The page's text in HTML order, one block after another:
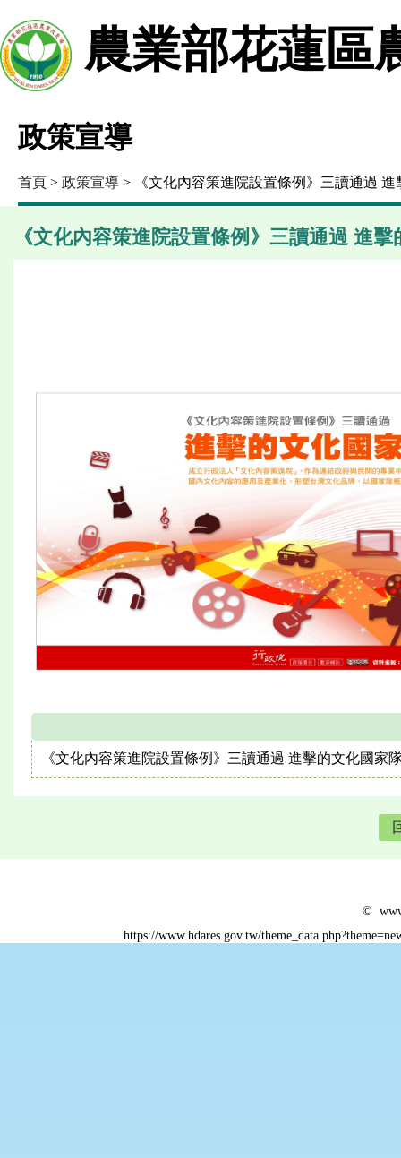
農業部花蓮區
政策宣導
首頁 > 政策宣導 > 《文化內容策進院設置條例》三讀通過
《文化內容策進院設置條例》三讀通過 進
《文化內容策進院設置條例》三讀通過 進擊的文化國家
©
https://www.hdares.gov.tw/